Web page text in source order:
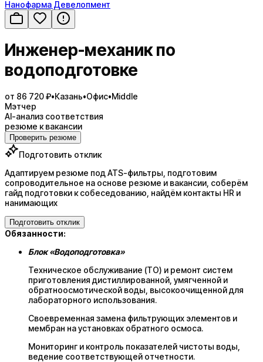
Нанофарма Девелопмент
Инженер-механик по
водоподготовке
от 86 720 ₽•Казань•Офис•Middle
Мэтчер
AI-анализ соответствия
резюме к вакансии
Проверить резюме
Подготовить отклик
Адаптируем резюме под ATS-фильтры, подготовим
сопроводительное на основе резюме и вакансии, соберём
гайд подготовки к собеседованию, найдём контакты HR и
нанимающих
Подготовить отклик
Обязанности:
Блок «Водоподготовка»
Техническое обслуживание (ТО) и ремонт систем
приготовления дистиллированной, умягченной и
обратноосмотической воды, высокоочищенной для
лабораторного использования.
Своевременная замена фильтрующих элементов и
мембран на установках обратного осмоса.
Мониторинг и контроль показателей чистоты воды,
ведение соответствующей отчетности.